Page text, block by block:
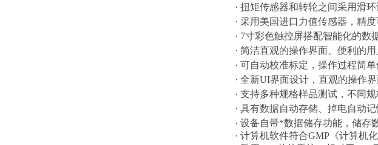
· 扭矩传感器和转轮之间采用滑
· 采用美国进口力值传感器，精度
· 7寸彩色触控屏搭配智能化的
· 简洁直观的操作界面、便利的
· 可自动校准标定，操作过程简单
· 全新UI界面设计，直观的操作
· 支持多种规格样品测试，不同
· 具有数据自动存储、掉电自动
· 设备自带*数据储存功能，储存
· 计算机软件符合GMP《计算机